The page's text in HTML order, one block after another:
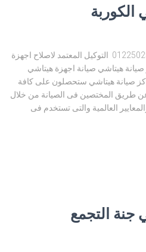
الكوربة
مركز صيانة هيتاشي الكوربة01225025360 التوكيل المعتمد لاصلاح اجهزة
هيتاشي صيانة اجهزة هيتاشي
صيانة هيتاشي ستحصلون على كافة
عن طريق المختصين فى الصيانة من خلال
العالمية والتى تستخدم فى
جنة التجمع